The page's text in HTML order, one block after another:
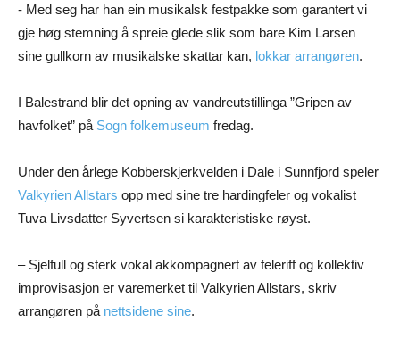
­- Med seg har han ein musikalsk festpakke som garantert vi
gje høg stemning å spreie glede slik som bare Kim Larsen
sine gullkorn av musikalske skattar kan, lokkar arrangøren.
I Balestrand blir det opning av vandreutstillinga ”Gripen av
havfolket” på Sogn folkemuseum fredag.
Under den årlege Kobberskjerkvelden i Dale i Sunnfjord speler
Valkyrien Allstars opp med sine tre hardingfeler og vokalist
Tuva Livsdatter Syvertsen si karakteristiske røyst.
– Sjelfull og sterk vokal akkompagnert av feleriff og kollektiv
improvisasjon er varemerket til Valkyrien Allstars, skriv
arrangøren på nettsidene sine.